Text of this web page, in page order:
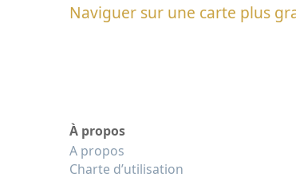
Naviguer sur une carte plus
À propos
A propos
Charte d’utilisation